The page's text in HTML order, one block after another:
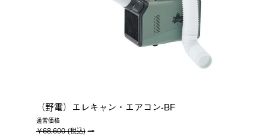
（野電）エレキャン・エアコン-BF
通常価格
￥68,600 (税込)